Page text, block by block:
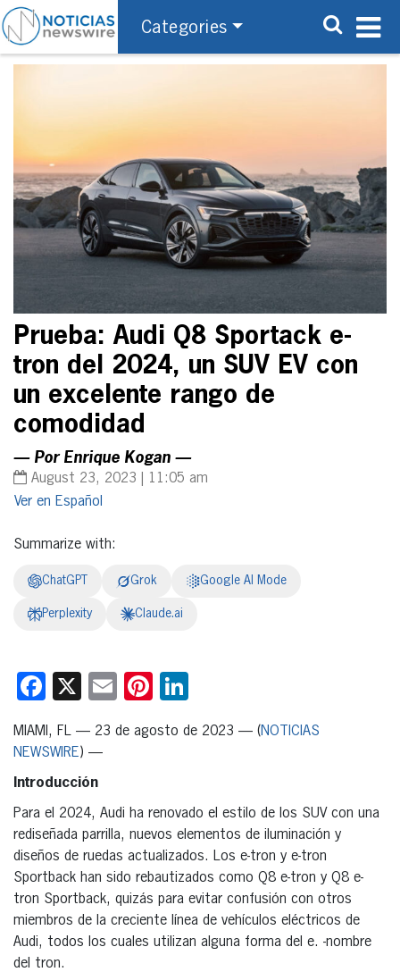
Categories
Prueba: Audi Q8 Sportack e-
tron del 2024, un SUV EV con
un excelente rango de
comodidad
— Por Enrique Kogan —
August 23, 2023 | 11:05 am
Español
Summarize with:
ChatGPT Grok Google AI Mode
Perplexity Claude.ai
Facebook
X EmailPinterest
MIAMI, FL — 23 de agosto de 2023 — (NOTICIAS
NEWSWIRE) —
Introducción
Para el 2024, Audi ha renovado el estilo de los SUV con una
rediseñada parrilla, nuevos elementos de iluminación y
diseños de ruedas actualizados. Los e-tron y e-tron
Sportback han sido rebautizados como Q8 e-tron y Q8 e-
tron Sportback, quizás para evitar confusión con otros
miembros de la creciente línea de vehículos eléctricos de
Audi, todos los cuales utilizan alguna forma del e. -nombre
del tron.